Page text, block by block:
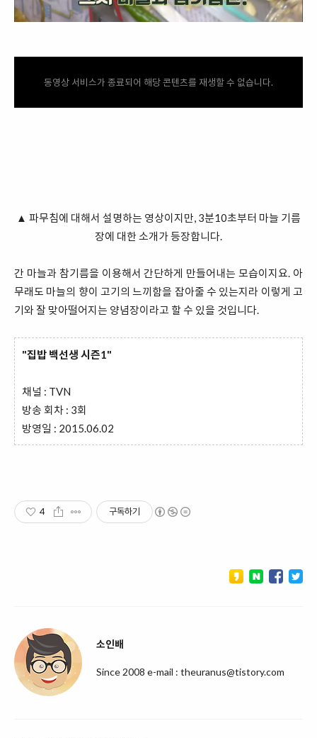
동영상 서비스가 종료되어 해당 콘텐츠를 재생할 수 없습니다.
▲ 파무침에 대해서 설명하는 영상이지만, 3분10초부터 마늘 기름
장에 대한 소개가 등장합니다.
간 마늘과 참기름을 이용해서 간단하게 만들어내는 모습이지요. 아
무래도 마늘의 향이 고기의 느끼함을 잡아줄 수 있는지라 이렇게 고
기와 잘 맞아떨어지는 양념장이라고 할 수 있을 것입니다.
"집밥 백선생 시즌1"
채널 : TVN
방송 회차 : 3회
방영일 : 2015.06.02
4 구독하기
소인배
Since 2008 e-mail : theuranus@tistory.com